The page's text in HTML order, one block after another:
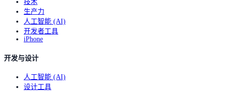
技术
生产力
人工智能 (AI)
开发者工具
iPhone
开发与设计
人工智能 (AI)
设计工具